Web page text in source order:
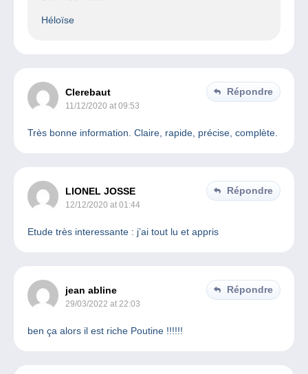
Héloïse
Clerebaut
11/12/2020 at 09:53
Répondre
Très bonne information. Claire, rapide, précise, complète.
LIONEL JOSSE
12/12/2020 at 01:44
Répondre
Etude très interessante : j’ai tout lu et appris
jean abline
29/03/2022 at 22:03
Répondre
ben ça alors il est riche Poutine !!!!!!